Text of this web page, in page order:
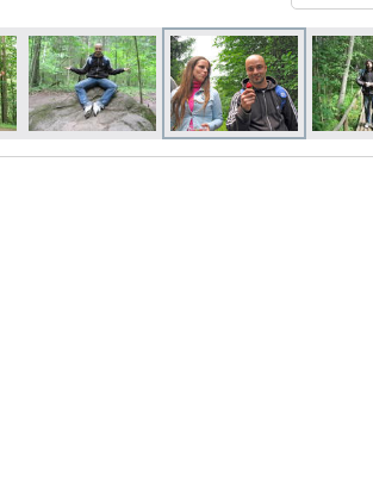
Печать в течение 1 часа в Риге –
закажите онлайн
Различные форматы и виды